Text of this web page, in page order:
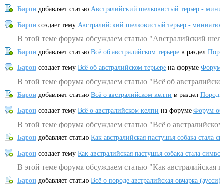
Барон добавляет статью Австралийский шелковистый терьер -
Барон создает тему Австралийский шелковистый терьер -
В этой теме форума обсуждаем статью "Австралийский
Барон добавляет статью Всё об австралийском терьере в раздел
Барон создает тему Всё об австралийском терьере на форуме
В этой теме форума обсуждаем статью "Всё об
Барон добавляет статью Всё о австралийском келпи в раздел
Барон создает тему Всё о австралийском келпи на форуме Форум
В этой теме форума обсуждаем статью "Всё о
Барон добавляет статью Как австралийская пастушья собака
Барон создает тему Как австралийская пастушья собака стала
В этой теме форума обсуждаем статью "Как
Барон добавляет статью Всё о породе австралийская овчарка (аусси)